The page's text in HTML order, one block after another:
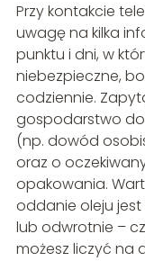
Przy kontakcie
uwagę na kilka
punktu i dni, w
niebezpieczne,
codziennie.
gospodarstwo
(np. dowód
oraz o
opakowania.
oddanie oleju jest
lub odwrotnie –
możesz liczyć na